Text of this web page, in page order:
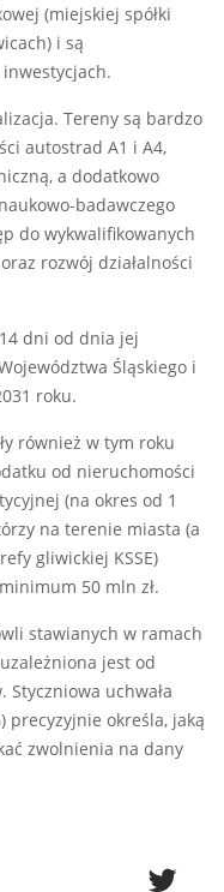
(miejskiej spółki
i są
Tereny są bardzo
autostrad A1 i A4,
a dodatkowo
badawczego
do wykwalifikowanych
rozwój działalności
dni od dnia jej
Śląskiego i
roku.
również w tym roku
od nieruchomości
(na okres od 1
na terenie miasta (a
gliwickiej KSSE)
50 mln zł.
stawianych w ramach
jest od
Styczniowa uchwała
precyzyjnie określa, jaką
zwolnienia na dany